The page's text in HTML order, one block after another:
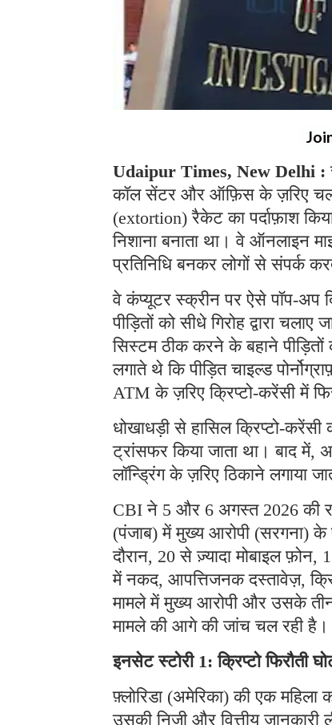
Udaipur Times, New Delhi :
कॉल सेंटर और ऑफ़िस के ज़रिए
(extortion) रैकेट का पर्दाफ़ाश
निशाना बनाता था। वे ऑनलाइन
प्रतिनिधि बनकर लोगों से संपर्क
वे कंप्यूटर स्क्रीन पर ऐसे पॉप-अप
पीड़ितों को सीधे गिरोह द्वारा
सिस्टम ठीक करने के बहाने
लगाते थे कि पीड़ित चाइल्ड
ATM के ज़रिए क्रिप्टो-करेंसी में
धोखाधड़ी से हासिल क्रिप्टो-
ट्रांसफर किया जाता था। बाद में,
लॉन्ड्रिंग के ज़रिए ठिकाने लगाया
CBI ने 5 और 6 अगस्त 2026 की
(पंजाब) में मुख्य आरोपी (सरगना)
दौरान, 20 से ज़्यादा मोबाइल फ़ोन,
में नकद, आपत्तिजनक दस्तावेज़,
मामले में मुख्य आरोपी और उसके तीन
मामले की आगे की जांच चल रही है।
इनसेट स्टोरी 1: क्रिप्टो फिरौती
फ़्लोरिडा (अमेरिका) की एक
उसकी निजी और वित्तीय